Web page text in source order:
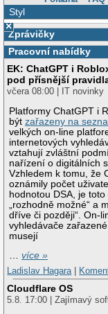
Styl
×
Zprávičky
Pracovní nabídky
EK: ChatGPT i
pod přísnější
včera 08:00 | IT novinky
Platformy ChatGPT i
býtzařazeny na
velkých on-line
internetových
vztahují zvláštní
nařízení o digitálních
Vzhledem k tomu, že
oznámily počet
hodnotou DSA, je
„rozhodně možné“ a
dříve či později“. On-
vyhledávače
musejí
…více »
Ladislav Hagara
Cloudflare OS
5.8. 17:00 | Zajímavý